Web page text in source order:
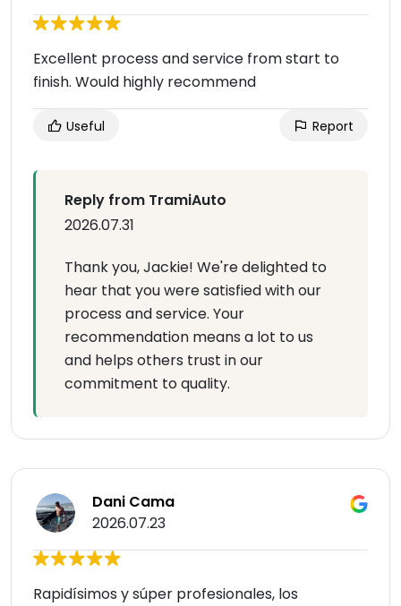
Excellent process and service from start to
finish. Would highly recommend
Useful Report
Reply from TramiAuto
2026.07.31
Thank you, Jackie! We're delighted to
hear that you were satisfied with our
process and service. Your
recommendation means a lot to us
and helps others trust in our
commitment to quality.
Dani Cama
2026.07.23
Rapidísimos y súper profesionales, los